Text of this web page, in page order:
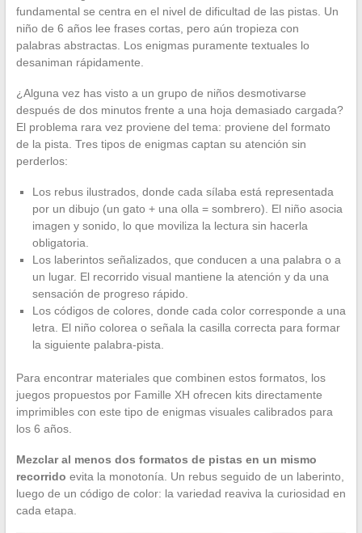
fundamental se centra en el nivel de dificultad de las pistas. Un
niño de 6 años lee frases cortas, pero aún tropieza con
palabras abstractas. Los enigmas puramente textuales lo
desaniman rápidamente.
¿Alguna vez has visto a un grupo de niños desmotivarse
después de dos minutos frente a una hoja demasiado cargada?
El problema rara vez proviene del tema: proviene del formato
de la pista. Tres tipos de enigmas captan su atención sin
perderlos:
Los rebus ilustrados, donde cada sílaba está representada
por un dibujo (un gato + una olla = sombrero). El niño asocia
imagen y sonido, lo que moviliza la lectura sin hacerla
obligatoria.
Los laberintos señalizados, que conducen a una palabra o a
un lugar. El recorrido visual mantiene la atención y da una
sensación de progreso rápido.
Los códigos de colores, donde cada color corresponde a una
letra. El niño colorea o señala la casilla correcta para formar
la siguiente palabra-pista.
Para encontrar materiales que combinen estos formatos, los
juegos propuestos por Famille XH ofrecen kits directamente
imprimibles con este tipo de enigmas visuales calibrados para
los 6 años.
Mezclar al menos dos formatos de pistas en un mismo
recorrido evita la monotonía. Un rebus seguido de un laberinto,
luego de un código de color: la variedad reaviva la curiosidad en
cada etapa.